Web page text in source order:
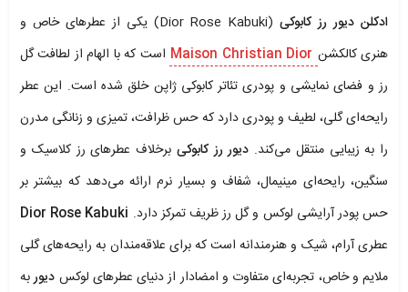
ادکلن دیور رز کابوکی
(Dior Rose Kabuki) یکی از عطرهای خاص و
هنری کالکشن Maison Christian Dior است که با الهام از لطافت گل
رز و فضای نمایشی و پودری تئاتر کابوکی ژاپن خلق شده است. این عطر
رایحه‌ای گلی، لطیف و پودری دارد که حس ظرافت، تمیزی و زنانگی مدرن
را به‌ زیبایی منتقل می‌کند. دیور رز کابوکی برخلاف عطرهای رز کلاسیک و
سنگین، رایحه‌ای مینیمال، شفاف و بسیار نرم ارائه می‌دهد که بیشتر بر
حس پودر آرایشی لوکس و گل رز ظریف تمرکز دارد. Dior Rose Kabuki
عطری آرام، شیک و هنرمندانه است که برای علاقه‌مندان به رایحه‌های گلی
ملایم و خاص، تجربه‌ای متفاوت و امضادار از دنیای عطرهای لوکس دیوربه